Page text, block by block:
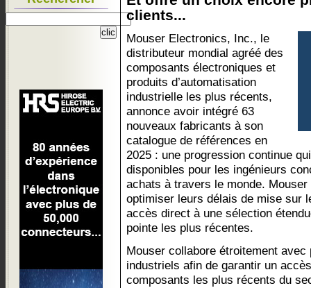
clients...
Mouser Electronics, Inc., le
distributeur mondial agréé des
composants électroniques et
produits d’automatisation
industrielle les plus récents,
annonce avoir intégré 63
nouveaux fabricants à son
catalogue de références en
2025 : une progression continue
disponibles pour les ingénieurs
achats à travers le monde.
optimiser leurs délais de mise sur
accès direct à une sélection
pointe les plus récentes.
Mouser collabore étroitement
industriels afin de garantir un
composants les plus récents du